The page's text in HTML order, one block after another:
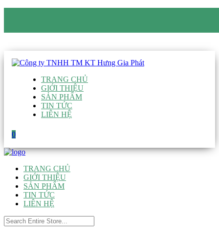
TRANG CHỦ
GIỚI THIỆU
SẢN PHẨM
TIN TỨC
LIÊN HỆ
0
TRANG CHỦ
GIỚI THIỆU
SẢN PHẨM
TIN TỨC
LIÊN HỆ